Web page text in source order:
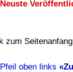
zum Seitenanfang
oben links «